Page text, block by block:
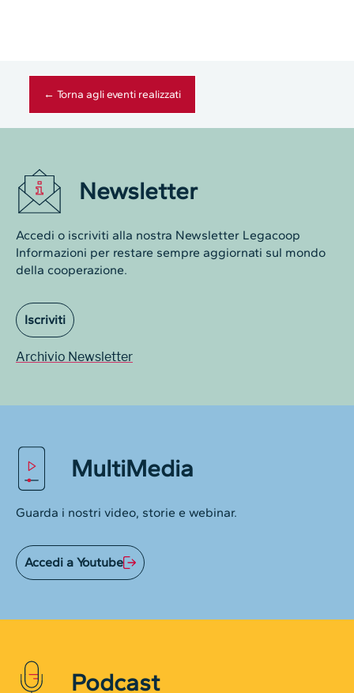
← Torna agli eventi realizzati
Newsletter
Accedi o iscriviti alla nostra Newsletter Legacoop
Informazioni per restare sempre aggiornati sul mondo
della cooperazione.
Iscriviti
Archivio Newsletter
MultiMedia
Guarda i nostri video, storie e webinar.
Accedi a Youtube
Podcast